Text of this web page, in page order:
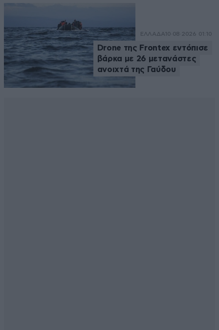
ΕΛΛΑΔΑ 10·08·2026 01:10
Drone της Frontex εντόπισε
βάρκα με 26 μετανάστες
ανοιχτά της Γαύδου